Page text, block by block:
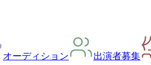
オーディション 出演者募集